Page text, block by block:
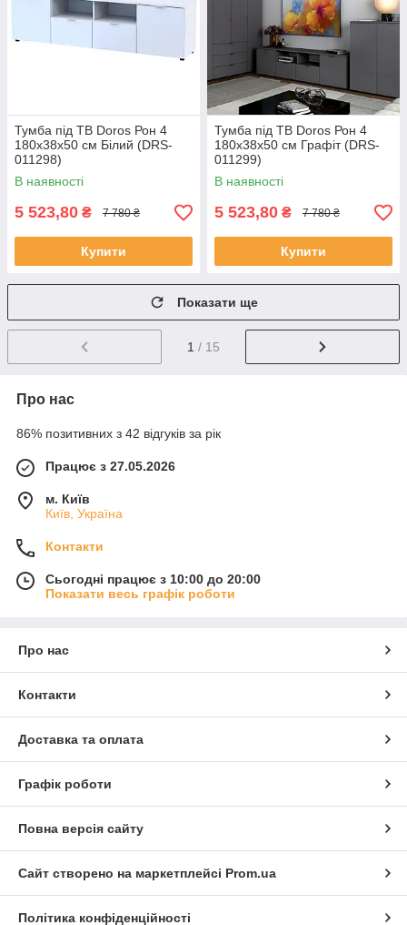
Тумба під ТВ Doros Рон 4
180х38х50 см Білий (DRS-
011298)
В наявності
5 523,80 ₴ 7 780 ₴
Купити
Тумба під ТВ Doros Рон 4
180х38х50 см Графіт (DRS-
011299)
В наявності
5 523,80 ₴ 7 780 ₴
Купити
Показати ще
1 / 15
Про нас
86% позитивних з 42 відгуків за рік
Працює з 27.05.2026
м. Київ
Київ, Україна
Контакти
Сьогодні працює з 10:00 до 20:00
Показати весь графік роботи
Про нас
Контакти
Доставка та оплата
Графік роботи
Повна версія сайту
Сайт створено на маркетплейсі Prom.ua
Політика конфіденційності